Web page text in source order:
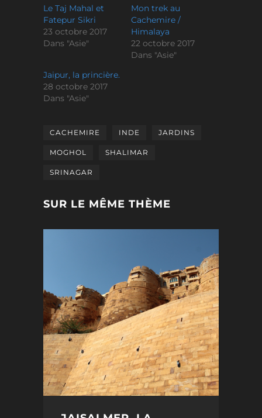
Le Taj Mahal et
Fatepur Sikri
23 octobre 2017
Dans "Asie"
Mon trek au
Cachemire /
Himalaya
22 octobre 2017
Dans "Asie"
Jaipur, la princière.
28 octobre 2017
Dans "Asie"
CACHEMIRE INDE JARDINS
MOGHOL SHALIMAR
SRINAGAR
SUR LE MÊME THÈME